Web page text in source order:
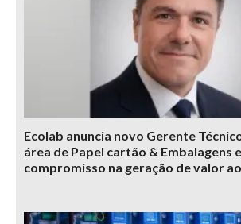
Ecolab anuncia novo Gerente
área de Papel cartão & Embalagens
compromisso na geração de valor